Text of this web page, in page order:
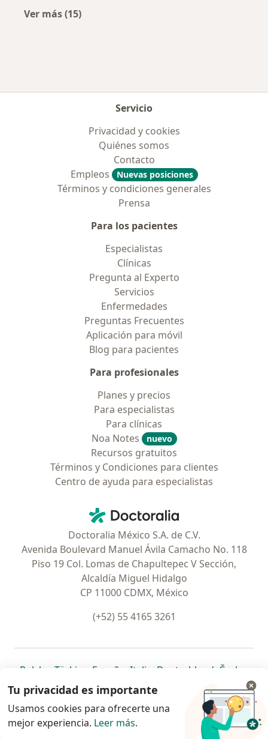
Ver más (15)
Servicio
Privacidad y cookies
Quiénes somos
Contacto
Empleos
Nuevas posiciones
Términos y condiciones generales
Prensa
Para los pacientes
Especialistas
Clínicas
Pregunta al Experto
Servicios
Enfermedades
Preguntas Frecuentes
Aplicación para móvil
Blog para pacientes
Para profesionales
Planes y precios
Para especialistas
Para clínicas
Noa Notes
nuevo
Recursos gratuitos
Términos y Condiciones para clientes
Centro de ayuda para especialistas
Doctoralia - Página de inicio
Doctoralia México S.A. de C.V.
Avenida Boulevard Manuel Ávila Camacho No. 118
Piso 19 Col. Lomas de Chapultepec V Sección,
Alcaldía Miguel Hidalgo
CP 11000 CDMX, México
(+52) 55 4165 3261
Polska se abre en una nueva pestaña
Türkiye se abre en una nueva pestaña
España se abre en una nueva pestaña
Italia se abre en una nueva
Deutschlandse abre en
Česko
Portugal
se abre en una nueva pestaña
México se abre en una nueva pestaña
Chile se abre en una nueva pestaña
Brasil se abre en una nueva
se abre en
se
se abre en una nueva
www.doctoralia.com.mx © 2026 - Encuentra tu
Tu privacidad es importante
Usamos cookies para ofrecerte una
mejor experiencia. Leer más.